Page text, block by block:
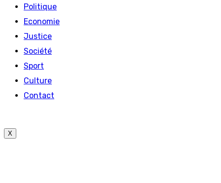
Politique
Economie
Justice
Société
Sport
Culture
Contact
X